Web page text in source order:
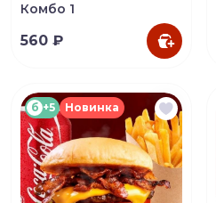
Комбо 1
560 ₽
б +5 Новинка